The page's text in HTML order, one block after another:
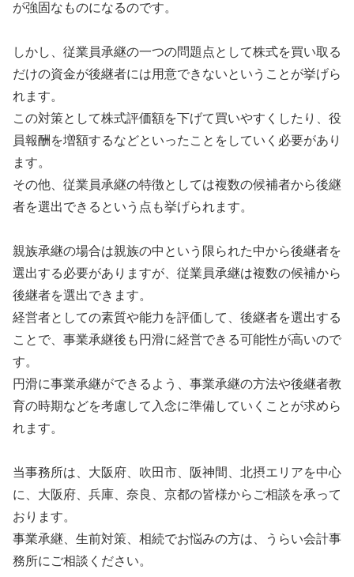
が強固なものになるのです。
しかし、従業員承継の一つの問題点として株式を買い取る
だけの資金が後継者には用意できないということが挙げら
れます。
この対策として株式評価額を下げて買いやすくしたり、役
員報酬を増額するなどといったことをしていく必要があり
ます。
その他、従業員承継の特徴としては複数の候補者から後継
者を選出できるという点も挙げられます。
親族承継の場合は親族の中という限られた中から後継者を
選出する必要がありますが、従業員承継は複数の候補から
後継者を選出できます。
経営者としての素質や能力を評価して、後継者を選出する
ことで、事業承継後も円滑に経営できる可能性が高いので
す。
円滑に事業承継ができるよう、事業承継の方法や後継者教
育の時期などを考慮して入念に準備していくことが求めら
れます。
当事務所は、大阪府、吹田市、阪神間、北摂エリアを中心
に、大阪府、兵庫、奈良、京都の皆様からご相談を承って
おります。
事業承継、生前対策、相続でお悩みの方は、うらい会計事
務所にご相談ください。